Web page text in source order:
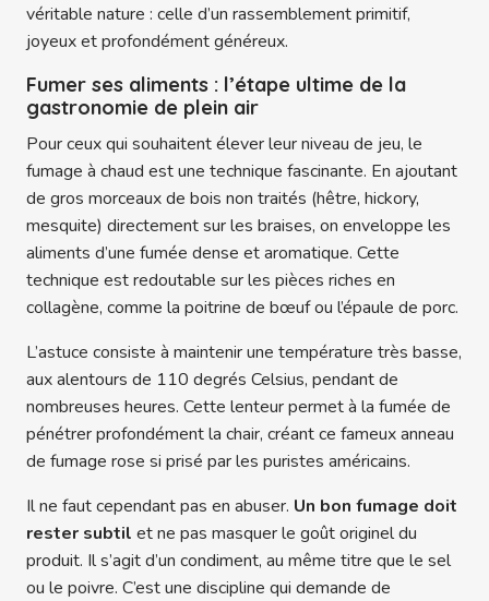
véritable nature : celle d’un rassemblement primitif,
joyeux et profondément généreux.
Fumer ses aliments : l’étape ultime de la
gastronomie de plein air
Pour ceux qui souhaitent élever leur niveau de jeu, le
fumage à chaud est une technique fascinante. En ajoutant
de gros morceaux de bois non traités (hêtre, hickory,
mesquite) directement sur les braises, on enveloppe les
aliments d’une fumée dense et aromatique. Cette
technique est redoutable sur les pièces riches en
collagène, comme la poitrine de bœuf ou l’épaule de porc.
L’astuce consiste à maintenir une température très basse,
aux alentours de 110 degrés Celsius, pendant de
nombreuses heures. Cette lenteur permet à la fumée de
pénétrer profondément la chair, créant ce fameux anneau
de fumage rose si prisé par les puristes américains.
Il ne faut cependant pas en abuser. Un bon fumage doit
rester subtil et ne pas masquer le goût originel du
produit. Il s’agit d’un condiment, au même titre que le sel
ou le poivre. C’est une discipline qui demande de